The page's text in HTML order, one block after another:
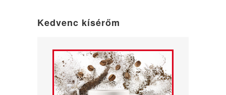
Kedvenc kísérőm